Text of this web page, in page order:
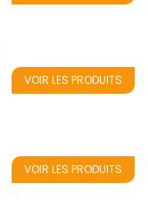
VOIR LES PRODUITS
VOIR LES PRODUITS